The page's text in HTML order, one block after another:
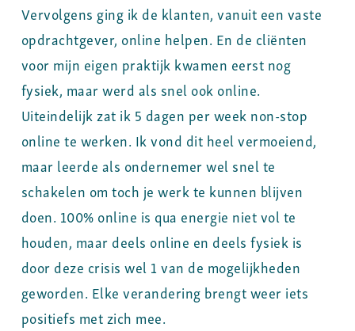
Vervolgens ging ik de klanten, vanuit een vaste
opdrachtgever, online helpen. En de cliënten
voor mijn eigen praktijk kwamen eerst nog
fysiek, maar werd als snel ook online.
Uiteindelijk zat ik 5 dagen per week non-stop
online te werken. Ik vond dit heel vermoeiend,
maar leerde als ondernemer wel snel te
schakelen om toch je werk te kunnen blijven
doen. 100% online is qua energie niet vol te
houden, maar deels online en deels fysiek is
door deze crisis wel 1 van de mogelijkheden
geworden. Elke verandering brengt weer iets
positiefs met zich mee.